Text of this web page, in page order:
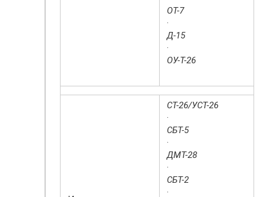
ОТ-7
·
Д-15
·
ОУ-Т-26
СТ-26/УСТ-26
·
СБТ-5
·
ДМТ-28
·
СБТ-2
·